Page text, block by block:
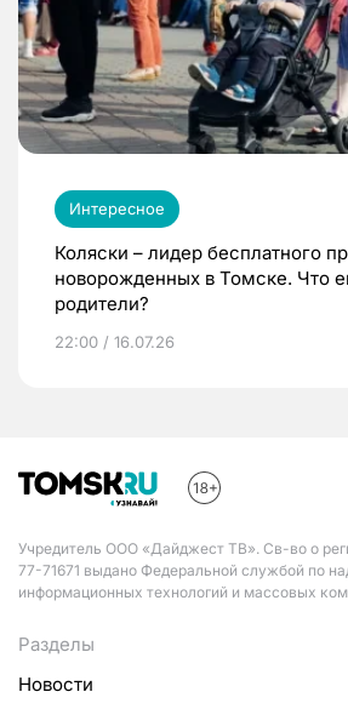
Интересное
Коляски – лидер бесплатного
новорожденных в Томске. Что
родители?
22:00 / 16.07.26
Учредитель ООО «Дайджест ТВ». Св-во о
77-71671 выдано Федеральной службой по
информационных технологий и массовых
Разделы
Новости